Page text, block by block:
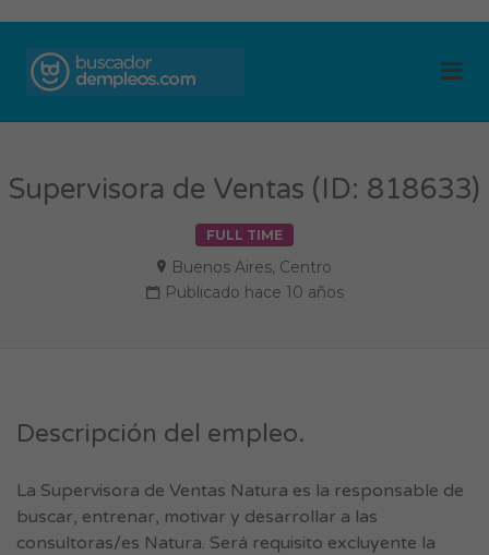
Supervisora de Ventas (ID: 818633)
FULL TIME
Buenos Aires, Centro
Publicado hace 10 años
Descripción del empleo.
La Supervisora de Ventas Natura es la responsable de
buscar, entrenar, motivar y desarrollar a las
consultoras/es Natura. Será requisito excluyente la